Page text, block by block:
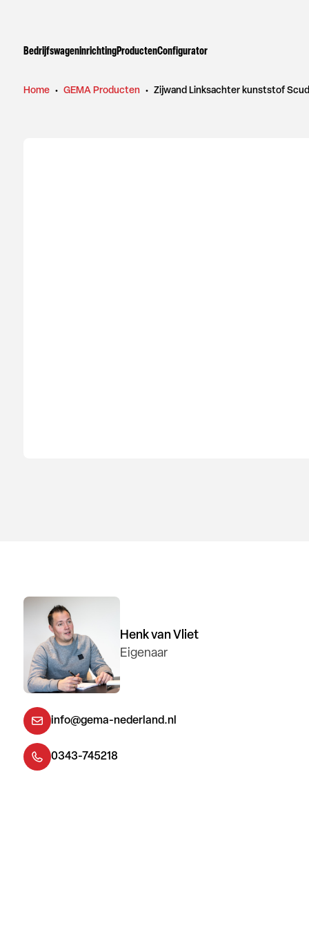
BedrijfswageninrichtingProductenConfigurator
Home • GEMA Producten • Zijwand Linksachter kunststof
Henk van Vliet
Eigenaar
info@gema-nederland.nl
0343-745218